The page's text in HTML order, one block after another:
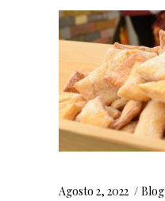
Agosto 2, 2022 Blog